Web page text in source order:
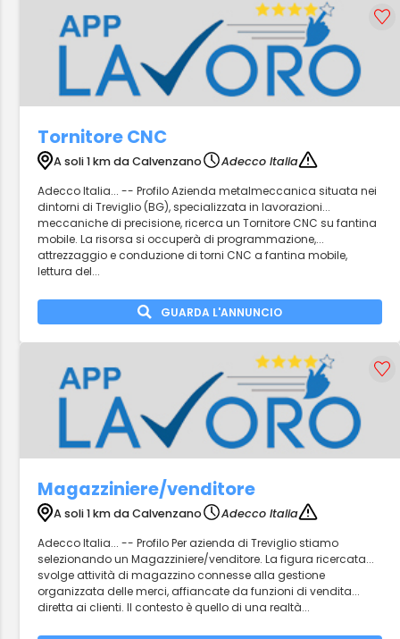
Tornitore CNC
A soli 1 km da Calvenzano
Adecco Italia
Adecco Italia... -- Profilo Azienda metalmeccanica situata nei
dintorni di Treviglio (BG), specializzata in lavorazioni...
meccaniche di precisione, ricerca un Tornitore CNC su fantina
mobile. La risorsa si occuperà di programmazione,...
attrezzaggio e conduzione di torni CNC a fantina mobile,
lettura del...
GUARDA L'ANNUNCIO
Magazziniere/venditore
A soli 1 km da Calvenzano
Adecco Italia
Adecco Italia... -- Profilo Per azienda di Treviglio stiamo
selezionando un Magazziniere/venditore. La figura ricercata...
svolge attività di magazzino connesse alla gestione
organizzata delle merci, affiancate da funzioni di vendita...
diretta ai clienti. Il contesto è quello di una realtà...